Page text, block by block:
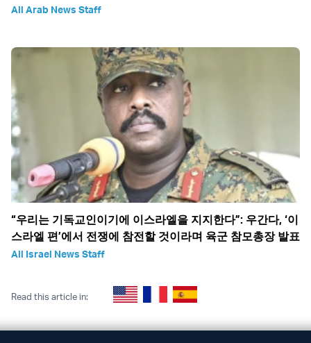
All Arab News Staff
“우리는 기독교인이기에 이스라엘을 지지한다”: 우간다, ‘이
스라엘 편’에서 전쟁에 참전할 것이라며 육군 참모총장 발표
All Israel News Staff
Read this article in: